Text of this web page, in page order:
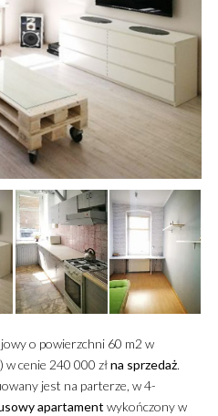
o powierzchni 60 m2 w
w cenie 240 000 złna sprzedaż.
jest na parterze, w 4-
apartament wykończony w